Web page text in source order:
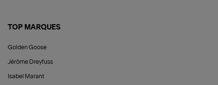
TOP MARQUES
Golden Goose
Jérôme Dreyfuss
Isabel Marant